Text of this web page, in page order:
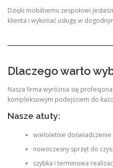
Dzięki mobilnemu zespołowi
klienta i wykonać usługę w
Dlaczego warto
Nasza firma wyróżnia się
kompleksowym podejściem do
Nasze atuty:
wieloletnie doświadczenie
nowoczesny sprzęt do
szybka i terminowa